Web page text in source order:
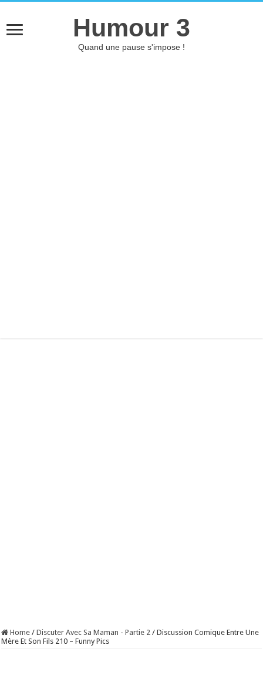
Humour 3
Quand une pause s'impose !
Home / Discuter Avec Sa Maman - Partie 2 / Discussion Comique Entre Une
Mère Et Son Fils 210 – Funny Pics